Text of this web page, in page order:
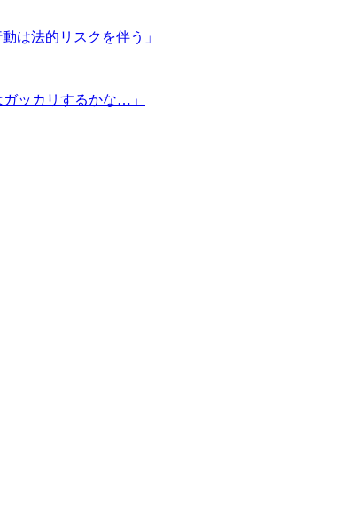
は法的リスクを伴う」
ッカリするかな…」